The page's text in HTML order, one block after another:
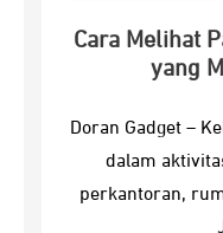
Cara Melihat
yang
Doran Gadget –
dalam
perkantoran,